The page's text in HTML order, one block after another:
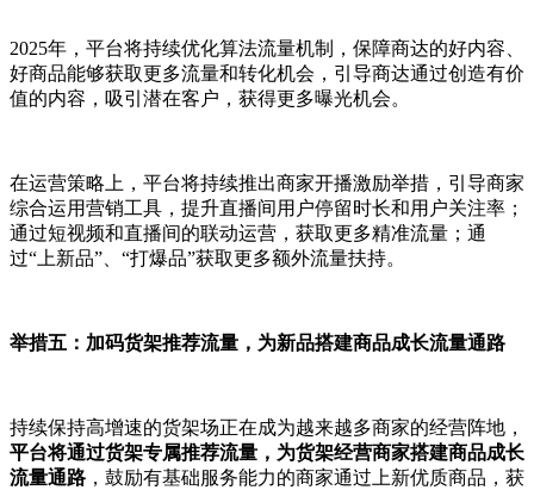
2025年，平台将持续优化算法流量机制，保障商达的好内容、
好商品能够获取更多流量和转化机会，引导商达通过创造有价
值的内容，吸引潜在客户，获得更多曝光机会。
在运营策略上，平台将持续推出商家开播激励举措，引导商家
综合运用营销工具，提升直播间用户停留时长和用户关注率；
通过短视频和直播间的联动运营，获取更多精准流量；通
过“上新品”、“打爆品”获取更多额外流量扶持。
举措五：加码货架推荐流量，为新品搭建商品成长流量通路
持续保持高增速的货架场正在成为越来越多商家的经营阵地，
平台将通过货架专属推荐流量，为货架经营商家搭建商品成长
流量通路 ，鼓励有基础服务能力的商家通过上新优质商品，获